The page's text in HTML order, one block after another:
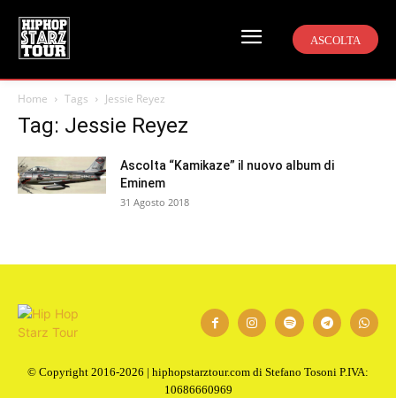
ASCOLTA
Home Tags Jessie Reyez
Tag: Jessie Reyez
Ascolta “Kamikaze” il nuovo album di
Eminem
31 Agosto 2018
© Copyright 2016-2026 | hiphopstarztour.com di Stefano Tosoni P.IVA:
10686660969